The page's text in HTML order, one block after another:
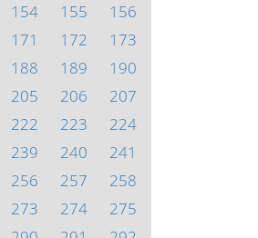
154 155
156
171 172
173
188 189
190
205 206
207
222 223
224
239 240
241
256 257
258
273 274
275